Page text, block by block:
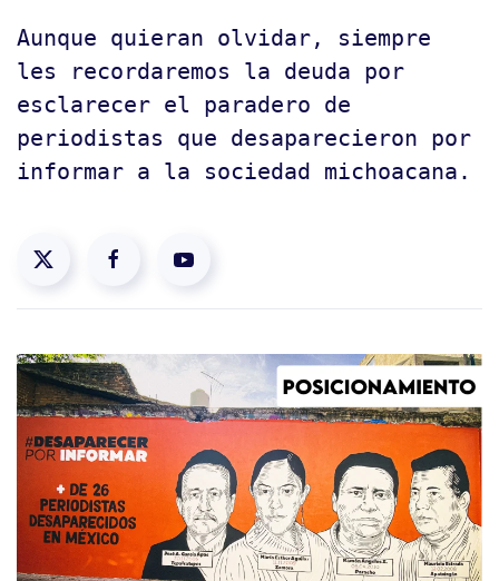
Aunque quieran olvidar, siempre
les recordaremos la deuda por
esclarecer el paradero de
periodistas que desaparecieron por
informar a la sociedad michoacana.